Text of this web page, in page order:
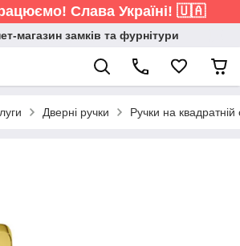
Слава Україні! 🇺🇦
магазин замків та фурнітури
Дверні ручки Ручки на квадратній